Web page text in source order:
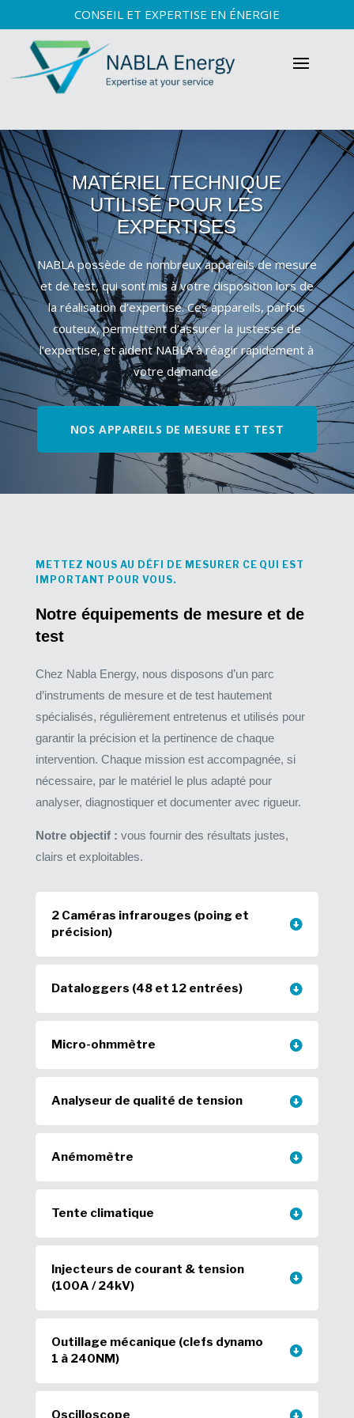
CONSEIL ET EXPERTISE EN ÉNERGIE
MATÉRIEL TECHNIQUE
UTILISÉ POUR LES
EXPERTISES
NABLA possède de nombreux appareils de mesure
et de test, qui sont mis à votre disposition lors de
la réalisation d’expertise. Ces appareils, parfois
couteux, permettent d’assurer la justesse de
l’expertise, et aident NABLA à réagir rapidement à
votre demande.
NOS APPAREILS DE MESURE ET TEST
METTEZ NOUS AU DÉFI DE MESURER CE QUI EST
IMPORTANT POUR VOUS.
Notre équipements de mesure et de
test
Chez Nabla Energy, nous disposons d’un parc
d’instruments de mesure et de test hautement
spécialisés, régulièrement entretenus et utilisés pour
garantir la précision et la pertinence de chaque
intervention. Chaque mission est accompagnée, si
nécessaire, par le matériel le plus adapté pour
analyser, diagnostiquer et documenter avec rigueur.
Notre objectif : vous fournir des résultats justes,
clairs et exploitables.
2 Caméras infrarouges (poing et
précision)
Dataloggers (48 et 12 entrées)
Micro-ohmmètre
Analyseur de qualité de tension
Anémomètre
Tente climatique
Injecteurs de courant & tension
(100A / 24kV)
Outillage mécanique (clefs dynamo
1 à 240NM)
Oscilloscope